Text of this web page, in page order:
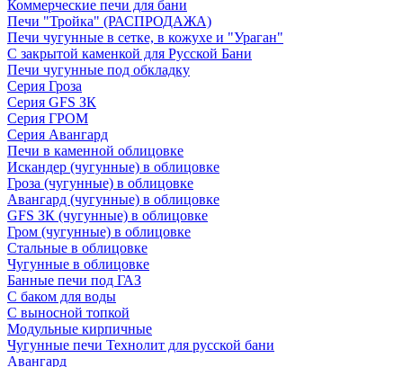
Коммерческие печи для бани
Печи "Тройка" (РАСПРОДАЖА)
Печи чугунные в сетке, в кожухе и "Ураган"
С закрытой каменкой для Русской Бани
Печи чугунные под обкладку
Серия Гроза
Серия GFS ЗК
Серия ГРОМ
Серия Авангард
Печи в каменной облицовке
Искандер (чугунные) в облицовке
Гроза (чугунные) в облицовке
Авангард (чугунные) в облицовке
GFS ЗК (чугунные) в облицовке
Гром (чугунные) в облицовке
Стальные в облицовке
Чугунные в облицовке
Банные печи под ГАЗ
С баком для воды
С выносной топкой
Модульные кирпичные
Чугунные печи Технолит для русской бани
Авангард